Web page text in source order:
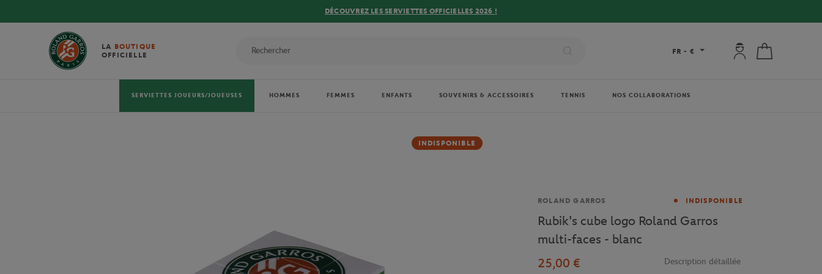
DÉCOUVREZ LES SERVIETTES OFFICIELLES 2026 !
LA BOUTIQUE
OFFICIELLE
FR - € Mon compte : se
SERVIETTES JOUEURS/JOUEUSES HOMMES FEMMES ENFANTS SOUVENIRS & ACCESSOIRES TENNIS NOS COLLABORATIONS
INDISPONIBLE
Marque
ROLAND GARROS INDISPONIBLE
Rubik's cube logo Roland Garros
multi-faces - blanc
25,00 €
Description détaillée